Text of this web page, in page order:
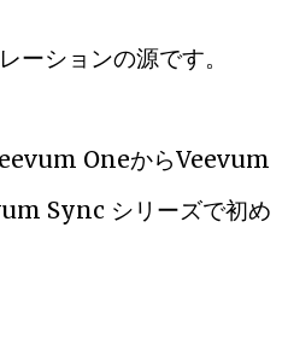
ションの源です。
OneからVeevum
Sync シリーズで初め